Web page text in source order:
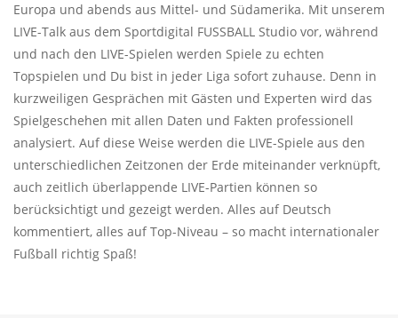
Europa und abends aus Mittel- und Südamerika. Mit unserem
LIVE-Talk aus dem Sportdigital FUSSBALL Studio vor, während
und nach den LIVE-Spielen werden Spiele zu echten
Topspielen und Du bist in jeder Liga sofort zuhause. Denn in
kurzweiligen Gesprächen mit Gästen und Experten wird das
Spielgeschehen mit allen Daten und Fakten professionell
analysiert. Auf diese Weise werden die LIVE-Spiele aus den
unterschiedlichen Zeitzonen der Erde miteinander verknüpft,
auch zeitlich überlappende LIVE-Partien können so
berücksichtigt und gezeigt werden. Alles auf Deutsch
kommentiert, alles auf Top-Niveau – so macht internationaler
Fußball richtig Spaß!